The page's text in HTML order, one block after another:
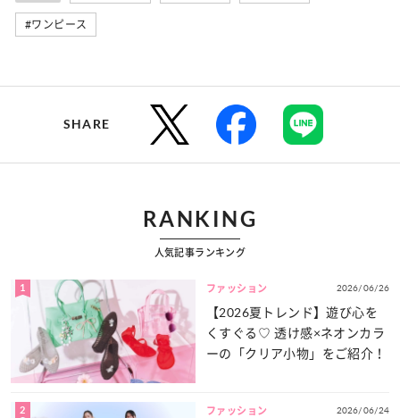
#ワンピース
SHARE
RANKING
人気記事ランキング
1 ファッション 2026/06/26
【2026夏トレンド】遊び心を
くすぐる♡ 透け感×ネオンカラ
ーの「クリア小物」をご紹介！
2 ファッション 2026/06/24